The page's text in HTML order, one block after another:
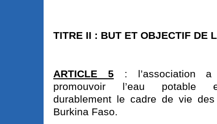
TITRE II : BUT ET OBJECTIF DE
ARTICLE 5 : l’association
promouvoir l’eau potable
durablement le cadre de vie
Burkina Faso.